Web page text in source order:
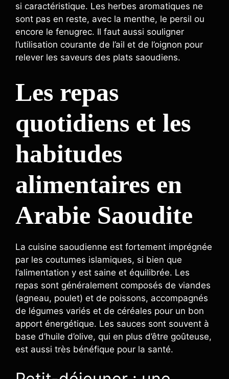
si caractéristique. Les herbes aromatiques ne
sont pas en reste, avec la menthe, le persil ou
encore le fenugrec. Il faut aussi souligner
l’utilisation courante de l’ail et de l’oignon pour
relever les saveurs des plats saoudiens.
Les repas
quotidiens et les
habitudes
alimentaires en
Arabie Saoudite
La cuisine saoudienne est fortement imprégnée
par les coutumes islamiques, si bien que
l’alimentation y est saine et équilibrée. Les
repas sont généralement composés de viandes
(agneau, poulet) et de poissons, accompagnés
de légumes variés et de céréales pour un bon
apport énergétique. Les sauces sont souvent à
base d’huile d’olive, qui en plus d’être goûteuse,
est aussi très bénéfique pour la santé.